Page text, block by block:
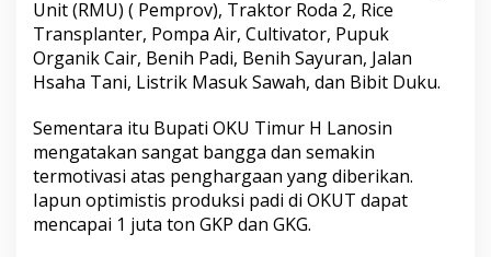
Unit (RMU) ( Pemprov), Traktor Roda 2, Rice
Transplanter, Pompa Air, Cultivator, Pupuk
Organik Cair, Benih Padi, Benih Sayuran, Jalan
Hsaha Tani, Listrik Masuk Sawah, dan Bibit Duku.
Sementara itu Bupati OKU Timur H Lanosin
mengatakan sangat bangga dan semakin
termotivasi atas penghargaan yang diberikan.
Iapun optimistis produksi padi di OKUT dapat
mencapai 1 juta ton GKP dan GKG.